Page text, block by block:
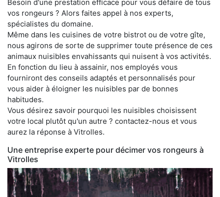
Besoin d'une prestation efficace pour vous défaire de tous
vos rongeurs ? Alors faites appel à nos experts,
spécialistes du domaine.
Même dans les cuisines de votre bistrot ou de votre gîte,
nous agirons de sorte de supprimer toute présence de ces
animaux nuisibles envahissants qui nuisent à vos activités.
En fonction du lieu à assainir, nos employés vous
fourniront des conseils adaptés et personnalisés pour
vous aider à éloigner les nuisibles par de bonnes
habitudes.
Vous désirez savoir pourquoi les nuisibles choisissent
votre local plutôt qu'un autre ? contactez-nous et vous
aurez la réponse à Vitrolles.
Une entreprise experte pour décimer vos rongeurs à
Vitrolles